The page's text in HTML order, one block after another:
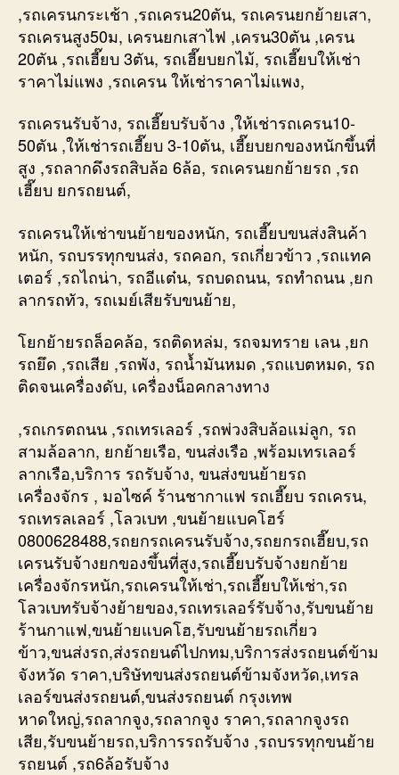
,รถเครนกระเช้า ,รถเครน20ตัน, รถเครนยกย้ายเสา,
รถเครนสูง50ม, เครนยกเสาไฟ ,เครน30ตัน ,เครน
20ตัน ,รถเฮี๊ยบ 3ตัน, รถเฮี๊ยบยกไม้, รถเฮี๊ยบให้เช่า
ราคาไม่แพง ,รถเครน ให้เช่าราคาไม่แพง,
รถเครนรับจ้าง, รถเฮี๊ยบรับจ้าง ,ให้เช่ารถเครน10-
50ตัน ,ให้เช่ารถเฮี๊ยบ 3-10ตัน, เฮี๊ยบยกของหนักขึ้นที่
สูง ,รถลากดึงรถสิบล้อ 6ล้อ, รถเครนยกย้ายรถ ,รถ
เฮี๊ยบ ยกรถยนต์,
รถเครนให้เช่าขนย้ายของหนัก, รถเฮี๊ยบขนส่งสินค้า
หนัก, รถบรรทุกขนส่ง, รถคอก, รถเกี่ยวข้าว ,รถแทค
เตอร์ ,รถไถน่า, รถอีแต๋น, รถบดถนน, รถทำถนน ,ยก
ลากรถทัว, รถเมย์เสียรับขนย้าย,
โยกย้ายรถล็อคล้อ, รถติดหล่ม, รถจมทราย เลน ,ยก
รถยึด ,รถเสีย ,รถพัง, รถน้ำมันหมด ,รถแบตหมด, รถ
ติดจนเครื่องดับ, เครื่องน็อคกลางทาง
,รถเกรตถนน ,รถเทรเลอร์ ,รถพ่วงสิบล้อแม่ลูก, รถ
สามล้อลาก, ยกย้ายเรือ, ขนส่งเรือ ,พร้อมเทรเลอร์
ลากเรือ,บริการ รถรับจ้าง, ขนส่งขนย้ายรถ
เครื่องจักร , มอไซค์ ร้านชากาแฟ รถเฮี๊ยบ รถเครน,
รถเทรลเลอร์ ,โลวเบท ,ขนย้ายแบคโฮร์
0800628488,รถยกรถเครนรับจ้าง,รถยกรถเฮี๊ยบ,รถ
เครนรับจ้างยกของขึ้นที่สูง,รถเฮี๊ยบรับจ้างยกย้าย
เครื่องจักรหนัก,รถเครนให้เช่า,รถเฮี๊ยบให้เช่า,รถ
โลวเบทรับจ้างย้ายของ,รถเทรเลอร์รับจ้าง,รับขนย้าย
ร้านกาแฟ,ขนย้ายแบคโฮ,รับขนย้ายรถเกี่ยว
ข้าว,ขนส่งรถ,ส่งรถยนต์ไปกทม,บริการส่งรถยนต์ข้าม
จังหวัด ราคา,บริษัทขนส่งรถยนต์ข้ามจังหวัด,เทรล
เลอร์ขนส่งรถยนต์,ขนส่งรถยนต์ กรุงเทพ
หาดใหญ่,รถลากจูง,รถลากจูง ราคา,รถลากจูงรถ
เสีย,รับขนย้ายรถ,บริการรถรับจ้าง ,รถบรรทุกขนย้าย
รถยนต์ ,รถ6ล้อรับจ้าง